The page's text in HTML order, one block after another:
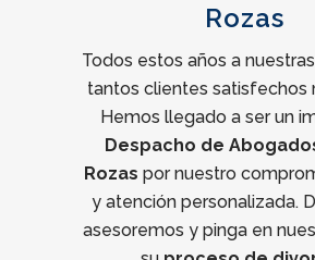
Rozas
Todos estos años a
tantos clientes satisfechos
Hemos llegado a ser un
Despacho de
Rozas por nuestro
y atención personalizada.
asesoremos y pinga en